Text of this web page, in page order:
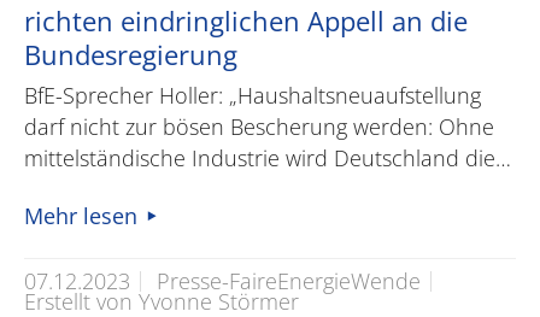
richten eindringlichen Appell an die
Bundesregierung
BfE-Sprecher Holler: „Haushaltsneuaufstellung
darf nicht zur bösen Bescherung werden: Ohne
mittelständische Industrie wird Deutschland die…
Mehr lesen
07.12.2023 Presse-FaireEnergieWende
Erstellt von Yvonne Störmer